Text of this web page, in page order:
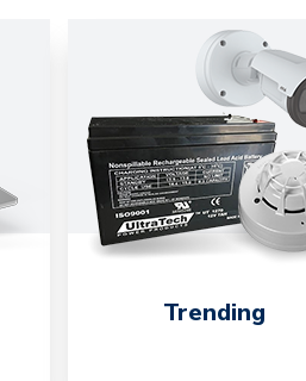
Trending